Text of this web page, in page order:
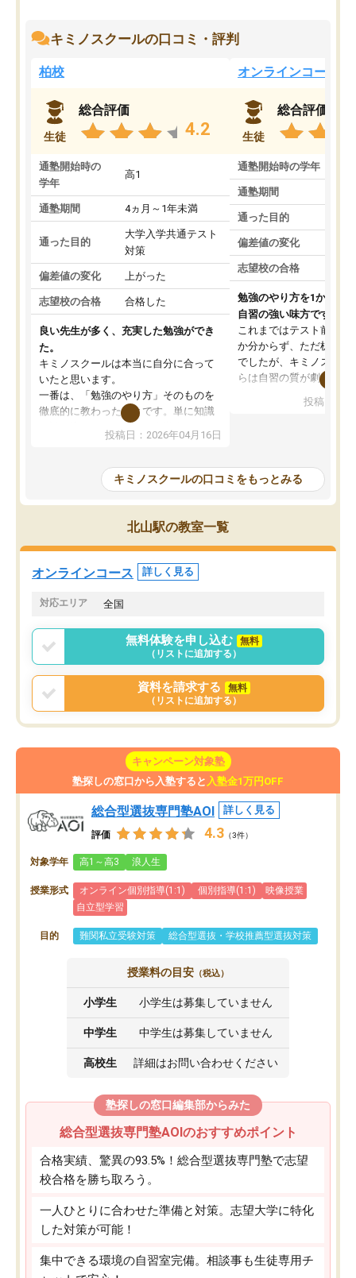
キミノスクールの口コミ・評判
柏校
生徒
総合評価
4.2
通塾開始時の
学年
高1
通塾期間 4ヵ月～1年未満
通った目的
大学入学共通テスト
対策
偏差値の変化 上がった
志望校の合格 合格した
良い先生が多く、充実した勉強ができ
た。
キミノスクールは本当に自分に合って
いたと思います。
一番は、「勉強のやり方」そのものを
徹底的に教わったことです。単に知識
を詰め込むのではなく、自学自習の習
慣が身につくよう並走してくれるの
はなくなりました。
講師の方との距離も近く、親身なコー
チングのおかげで、停滞期もモチベー
ションを維持できました。「やらされ
る勉強」から「目標のための勉強」へ
意識が変わったことが、目標校への合
投稿日：2026年04月16日
オンラインコース
生徒
総合評価
通塾開始時の学年
通塾期間
通った目的
偏差値の変化
志望校の合格
勉強のやり方を1から教
自習の強い味方です。
これまではテスト前に何
か分からず、ただ机に座
でしたが、キミノスクー
らは自習の質が劇的に変
を明確にしてくれるの
の仕方をコーチングして
ルなので、家での学習習
身につきました。結果と
た。自分から学ぶ姿勢を
投稿日：
キミノスクールの口コミをもっとみる
北山駅の教室一覧
オンラインコース 詳しく見る
対応エリア 全国
無料体験を申し込む
無料
（リストに追加する）
資料を請求する
無料
（リストに追加する）
キャンペーン対象塾
塾探しの窓口から入塾すると 入塾金1万円OFF
総合型選抜専門塾AOI 詳しく見る
評価 4.3 （3件）
対象学年 高1～高3 浪人生
授業形式 オンライン個別指導(1:1) 個別指導(1:1)
映像授業
自立型学習
目的 難関私立受験対策 総合型選抜・学校推薦型選抜対策
授業料の目安 （税込）
小学生 小学生は募集していません
中学生 中学生は募集していません
高校生 詳細はお問い合わせください
塾探しの窓口編集部からみた
総合型選抜専門塾AOIのおすすめポイント
合格実績、驚異の93.5%！総合型選抜専門塾で志望
校合格を勝ち取ろう。
一人ひとりに合わせた準備と対策。志望大学に特化
した対策が可能！
集中できる環境の自習室完備。相談事も生徒専用チ